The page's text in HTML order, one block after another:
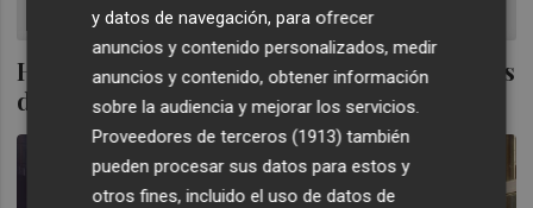
Hyundai Tucson, se renueva el superventas
de la marca
y datos de navegación, para ofrecer
anuncios y contenido personalizados, medir
anuncios y contenido, obtener información
sobre la audiencia y mejorar los servicios.
Proveedores de terceros (1913) también
pueden procesar sus datos para estos y
otros fines, incluido el uso de datos de